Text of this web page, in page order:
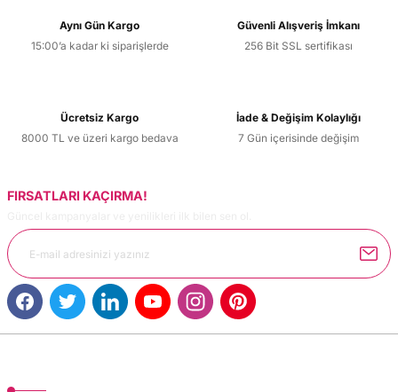
Aynı Gün Kargo
15:00’a kadar ki siparişlerde
Güvenli Alışveriş İmkanı
256 Bit SSL sertifikası
Ücretsiz Kargo
8000 TL ve üzeri kargo bedava
İade & Değişim Kolaylığı
7 Gün içerisinde değişim
FIRSATLARI KAÇIRMA!